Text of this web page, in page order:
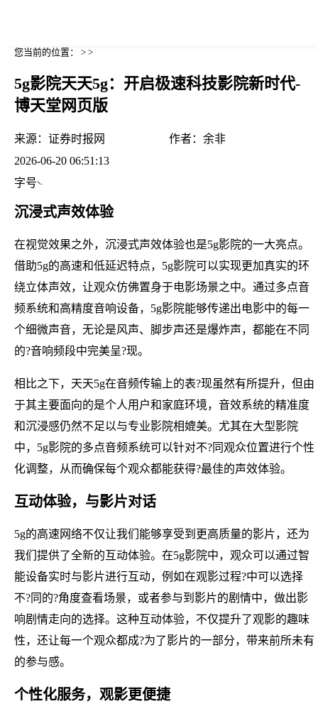
您当前的位置： > >
5g影院天天5g：开启极速科技影院新时代-
博天堂网页版
来源： 证券时报网 作者： 余非
2026-06-20 06:51:13
字号
沉浸式声效体验
在视觉效果之外，沉浸式声效体验也是5g影院的一大亮点。
借助5g的高速和低延迟特点，5g影院可以实现更加真实的环
绕立体声效，让观众仿佛置身于电影场景之中。通过多点音
频系统和高精度音响设备，5g影院能够传递出电影中的每一
个细微声音，无论是风声、脚步声还是爆炸声，都能在不同
的?音响频段中完美呈?现。
相比之下，天天5g在音频传输上的表?现虽然有所提升，但由
于其主要面向的是个人用户和家庭环境，音效系统的精准度
和沉浸感仍然不足以与专业影院相媲美。尤其在大型影院
中，5g影院的多点音频系统可以针对不?同观众位置进行个性
化调整，从而确保每个观众都能获得?最佳的声效体验。
互动体验，与影片对话
5g的高速网络不仅让我们能够享受到更高质量的影片，还为
我们提供了全新的互动体验。在5g影院中，观众可以通过智
能设备实时与影片进行互动，例如在观影过程?中可以选择
不?同的?角度查看场景，或者参与到影片的剧情中，做出影
响剧情走向的选择。这种互动体验，不仅提升了观影的趣味
性，还让每一个观众都成?为了影片的一部分，带来前所未有
的参与感。
个性化服务，观影更便捷